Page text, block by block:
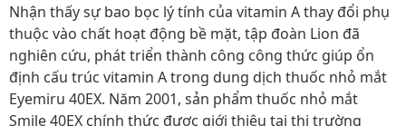
Nhận thấy sự bao bọc lý tính của vitamin A thay đổi phụ
thuộc vào chất hoạt động bề mặt, tập đoàn Lion đã
nghiên cứu, phát triển thành công công thức giúp ổn
định cấu trúc vitamin A trong dung dịch thuốc nhỏ mắt
Eyemiru 40EX. Năm 2001, sản phẩm thuốc nhỏ mắt
Smile 40EX chính thức được giới thiệu tại thị trường